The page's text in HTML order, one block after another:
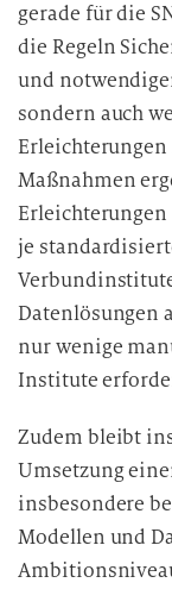
n
g
i
n
d
i
e
t
e
n
v
r
a
r
b
e
gerade für die
die Regeln
und
sondern auch
Maßnahmen
je
Datenlösungen
nur wenige
Institute
Zudem bleibt
Umsetzung
insbesondere
Modellen und